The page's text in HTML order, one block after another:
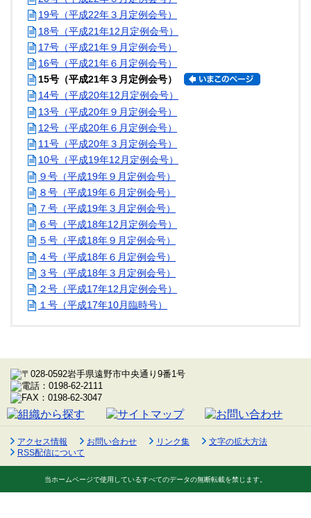
19号（平成22年３月定例会号）
18号（平成21年12月定例会号）
17号（平成21年９月定例会号）
16号（平成21年６月定例会号）
15号（平成21年３月定例会号）
14号（平成20年12月定例会号）
13号（平成20年９月定例会号）
12号（平成20年６月定例会号）
11号（平成20年３月定例会号）
10号（平成19年12月定例会号）
９号（平成19年９月定例会号）
８号（平成19年６月定例会号）
７号（平成19年３月定例会号）
６号（平成18年12月定例会号）
５号（平成18年９月定例会号）
４号（平成18年６月定例会号）
３号（平成18年３月定例会号）
２号（平成17年12月定例会号）
１号（平成17年10月臨時号）
アクセス情報 お問い合わせ リンク集
文字の拡大方法
RSS配信について
当ホームページで使用しているすべてのデータの無断転載を禁じます。